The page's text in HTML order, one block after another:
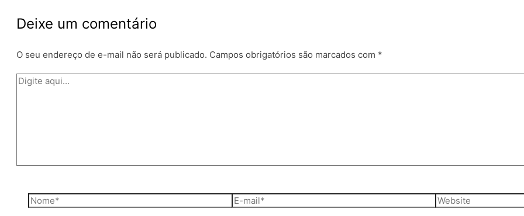
Deixe um comentário
O seu endereço de e-mail não será publicado. Campos obrigatórios são marcados com *
Digite
aqui...
Nome*
E-
mail*
Website